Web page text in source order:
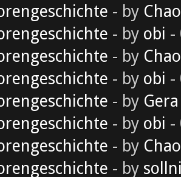
- by
- by obi -
- by
- by obi -
- by Gera
- by obi -
- by
- by